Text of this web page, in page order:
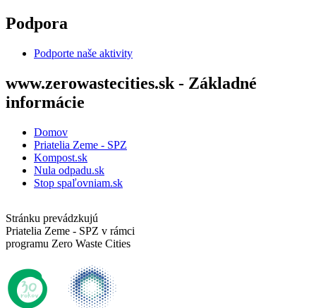
Skočiť na hlavný obsah
Podpora
Podporte naše aktivity
www.zerowastecities.sk - Základné
informácie
Domov
Priatelia Zeme - SPZ
Kompost.sk
Nula odpadu.sk
Stop spaľovniam.sk
Stránku prevádzkujú
Priatelia Zeme - SPZ v rámci
programu Zero Waste Cities